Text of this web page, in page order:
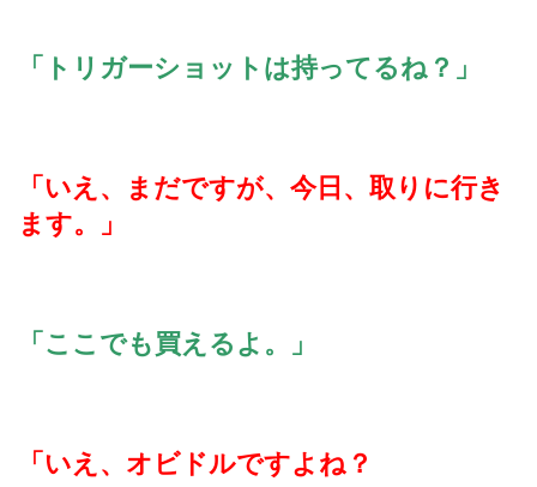
「トリガーショットは持ってるね？」
「いえ、まだですが、今日、取りに行き
ます。」
「ここでも買えるよ。」
「いえ、オビドルですよね？